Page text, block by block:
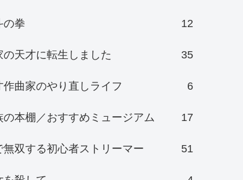
の拳 12
の天才に転生しました 35
作曲家のやり直しライフ 6
の本棚／おすすめミュージアム 17
無双する初心者ストリーマー 51